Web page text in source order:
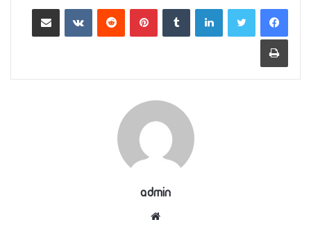
لينكدإن بينتيريست مشاركة عبر البريد
طباعة
admin